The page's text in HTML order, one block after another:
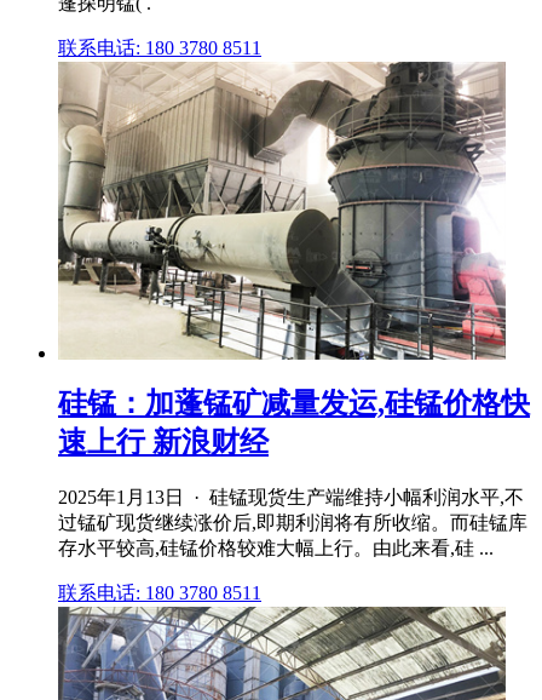
联系电话: 180 3780 8511
硅锰：加蓬锰矿减量发运,硅锰价格快
速上行 新浪财经
2025年1月13日 · 硅锰现货生产端维持小幅利润水平,不
过锰矿现货继续涨价后,即期利润将有所收缩。而硅锰库
存水平较高,硅锰价格较难大幅上行。由此来看,硅 ...
联系电话: 180 3780 8511